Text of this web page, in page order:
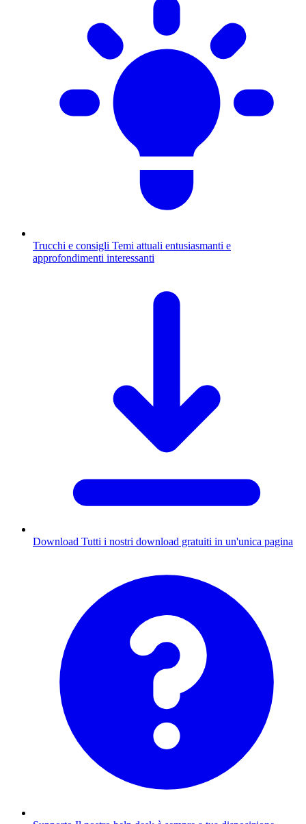
Trucchi e consigli Temi attuali entusiasmanti e
approfondimenti interessanti
Download Tutti i nostri download gratuiti in un'unica pagina